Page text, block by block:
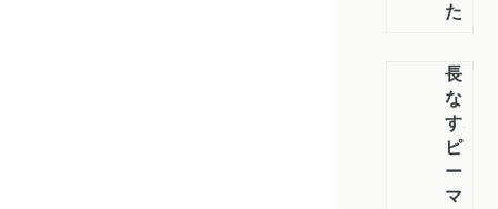
た
長
な
す、
ピ
ー
マ